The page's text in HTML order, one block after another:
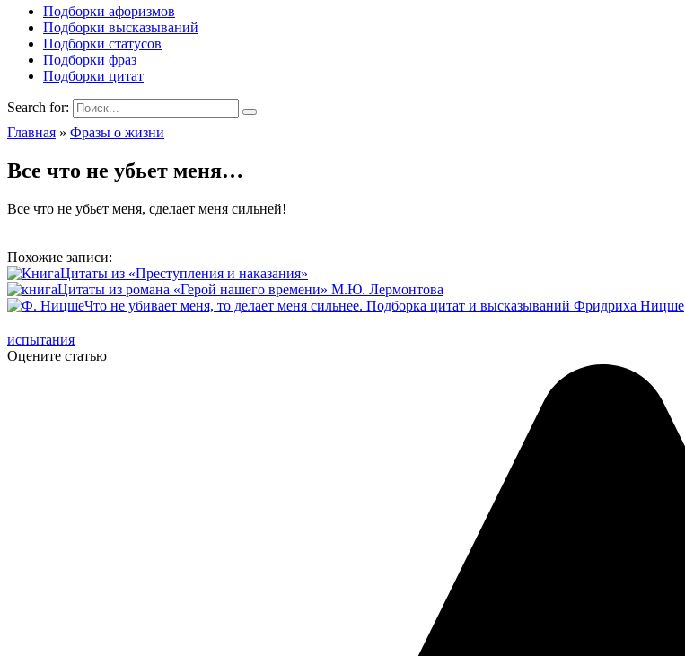
Подборки афоризмов
Подборки высказываний
Подборки статусов
Подборки фраз
Подборки цитат
Search for:
Главная » Фразы о жизни
Все что не убьет меня…
Все что не убьет меня, сделает меня сильней!
Похожие записи:
Цитаты из «Преступления и наказания»
Цитаты из романа «Герой нашего времени» М.Ю. Лермонтова
Что не убивает меня, то делает меня сильнее. Подборка цитат и высказываний Фридриха Ницше
испытания
Оцените статью